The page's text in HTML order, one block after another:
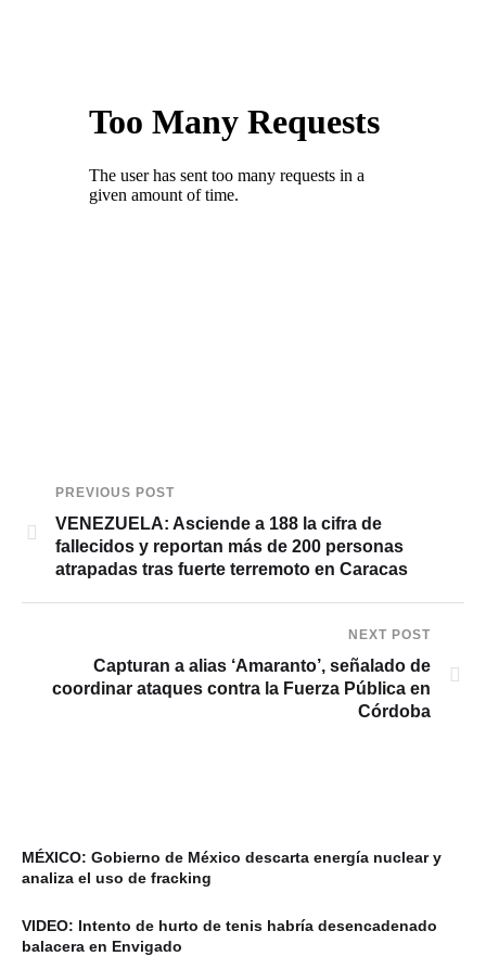
PREVIOUS POST
VENEZUELA: Asciende a 188 la cifra de
fallecidos y reportan más de 200 personas
atrapadas tras fuerte terremoto en Caracas
NEXT POST
Capturan a alias ‘Amaranto’, señalado de
coordinar ataques contra la Fuerza Pública en
Córdoba
MÉXICO: Gobierno de México descarta energía nuclear y
analiza el uso de fracking
VIDEO: Intento de hurto de tenis habría desencadenado
balacera en Envigado